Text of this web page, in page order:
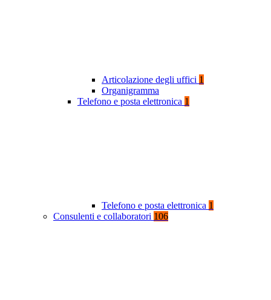
Articolazione degli uffici 1
Organigramma
Telefono e posta elettronica 1
Telefono e posta elettronica 1
Consulenti e collaboratori 106